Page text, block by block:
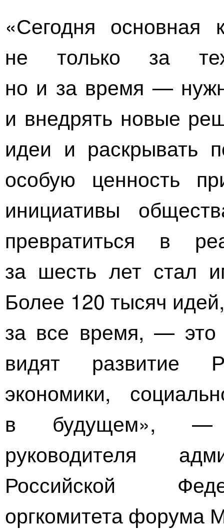
«Сегодня основная
не только за
но и за время —
и внедрять новые
идеи и раскрывать
особую ценность
инициативы
превратиться в
за шесть лет стал
Более 120 тысяч
за все время, — это
видят развитие
экономики,
в будущем», —
руководителя
Российской
оргкомитета форума